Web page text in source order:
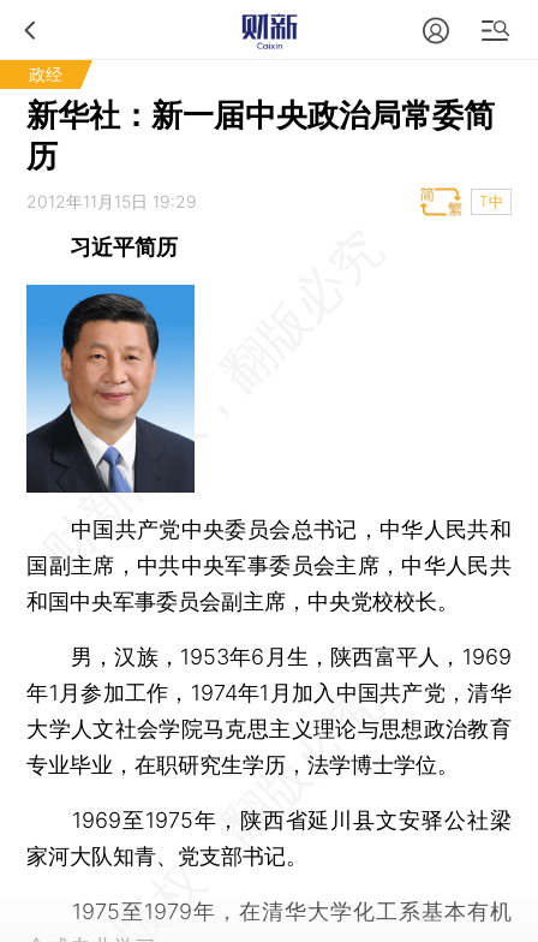
政经
新华社：新一届中央政治局常委简
历
2012年11月15日 19:29 T中
习近平简历
中国共产党中央委员会总书记，中华人民共和
国副主席，中共中央军事委员会主席，中华人民共
和国中央军事委员会副主席，中央党校校长。
男，汉族，1953年6月生，陕西富平人，1969
年1月参加工作，1974年1月加入中国共产党，清华
大学人文社会学院马克思主义理论与思想政治教育
专业毕业，在职研究生学历，法学博士学位。
1969至1975年，陕西省延川县文安驿公社梁
家河大队知青、党支部书记。
1975至1979年，在清华大学化工系基本有机